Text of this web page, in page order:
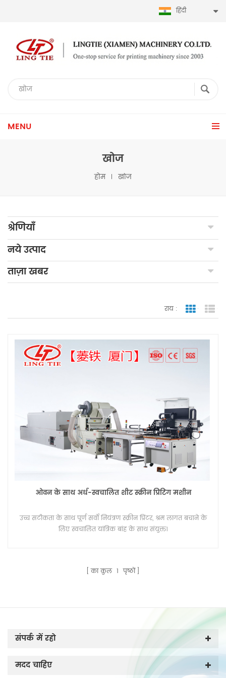
हिंदी
MENU
खोज
होम खोज
श्रेणियाँ
नये उत्पाद
ताज़ा खबर
राय : जाली
ओवन के साथ अर्ध-स्वचालित शीट स्क्रीन प्रिंटिंग मशीन
उच्च सटीकता के साथ पूर्ण सर्वो नियंत्रण स्क्रीन प्रिंटर, श्रम लागत बचाने के
लिए स्वचालित यांत्रिक बांह के साथ संयुक्त।
का कुल 1 पृष्ठों
संपर्क में रहो
मदद चाहिए